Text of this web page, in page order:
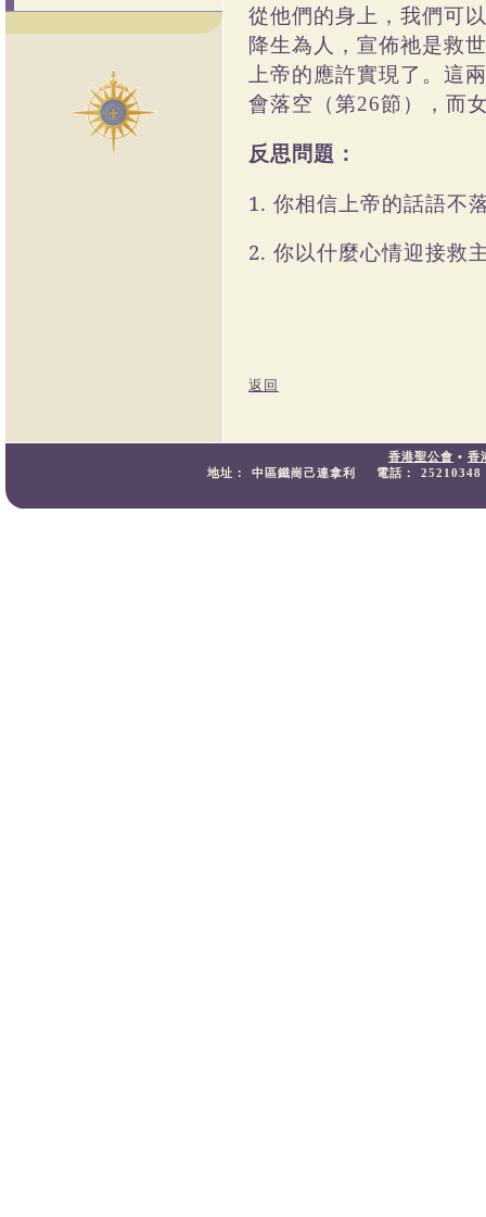
從他們的身上，我們可
降生為人，宣佈祂是救
上帝的應許實現了。這
會落空（第26節），而
反思問題：
1. 你相信上帝的話語不
2. 你以什麼心情迎接救
返回
香港聖公會 • 香
地址：
中區鐵崗己連拿利 電話： 25210348